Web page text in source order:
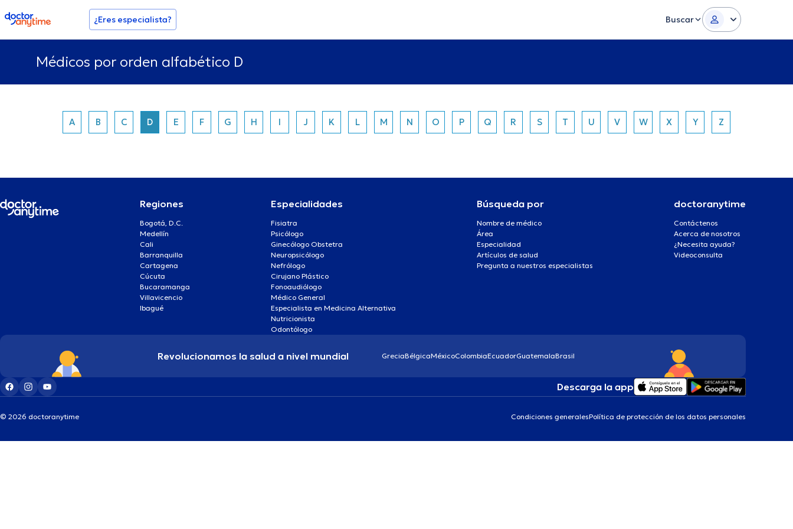
doctoranytime ¿Eres especialista? Buscar
Médicos por orden alfabético D
A B C D E F G H I J K L M N O P Q R S T U V W X Y Z
Regiones
Bogotá, D.C.
Medellín
Cali
Barranquilla
Cartagena
Cúcuta
Bucaramanga
Villavicencio
Ibagué
Especialidades
Fisiatra
Psicólogo
Ginecólogo Obstetra
Neuropsicólogo
Nefrólogo
Cirujano Plástico
Fonoaudiólogo
Médico General
Especialista en Medicina Alternativa
Nutricionista
Odontólogo
Búsqueda por
Nombre de médico
Área
Especialidad
Artículos de salud
Pregunta a nuestros especialistas
doctoranytime
Contáctenos
Acerca de nosotros
¿Necesita ayuda?
Videoconsulta
Revolucionamos la salud a nivel mundial GreciaBélgicaMéxicoColombiaEcuadorGuatemalaBrasil
Descarga la app
Condiciones generalesPolítica de protección de los datos personales
© 2026 doctoranytime